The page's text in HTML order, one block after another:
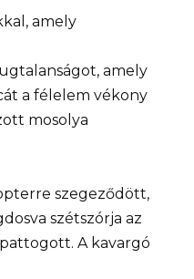
amely
amely
a félelem vékony
mosolya
szegeződött,
szétszórja az
A kavargó